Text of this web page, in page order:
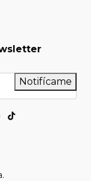
Notifícame